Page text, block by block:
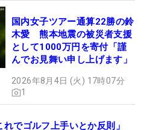
国内女子ツアー通算22勝の鈴
木愛 熊本地震の被災者支援
として1000万円を寄付「謹
んでお見舞い申し上げます」
2026年8月4日 (火) 17時07分
1
れでゴルフ上手いとか反則」